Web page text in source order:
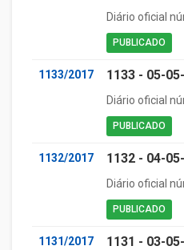
Diário oficial
PUBLICADO
1133/2017 1133 - 05-
Diário oficial
PUBLICADO
1132/2017 1132 - 04-
Diário oficial
PUBLICADO
1131/2017 1131 - 03-